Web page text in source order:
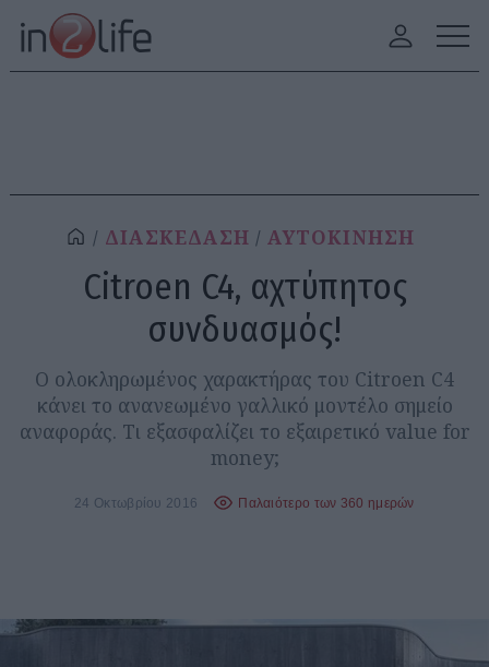
ΔΙΑΣΚΕΔΑΣΗ ΑΥΤΟΚΙΝΗΣΗ
Citroen C4, αχτύπητος
συνδυασμός!
Ο ολοκληρωμένος χαρακτήρας του Citroen C4
κάνει το ανανεωμένο γαλλικό μοντέλο σημείο
αναφοράς. Τι εξασφαλίζει το εξαιρετικό value for
money;
24 Οκτωβρίου 2016 Παλαιότερο των 360 ημερών